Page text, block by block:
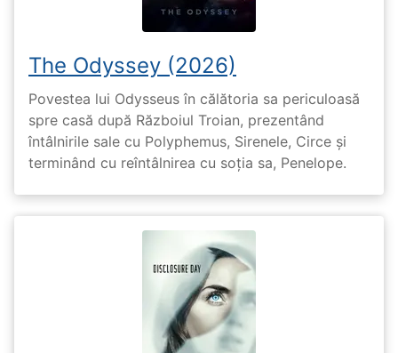
The Odyssey (2026)
Povestea lui Odysseus în călătoria sa periculoasă
spre casă după Războiul Troian, prezentând
întâlnirile sale cu Polyphemus, Sirenele, Circe și
terminând cu reîntâlnirea cu soția sa, Penelope.